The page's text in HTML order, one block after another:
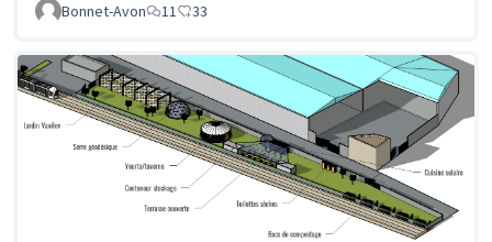
Bonnet-Avon 11 33